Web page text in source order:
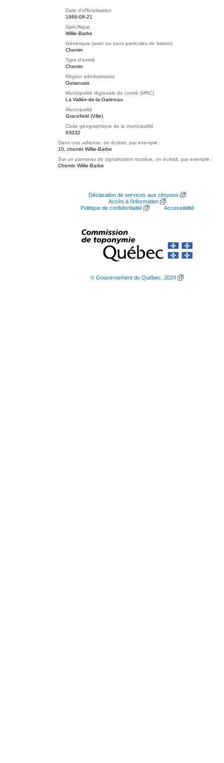
Date d'officialisation
1986-08-21
Spécifique
Willie-Barbe
Générique (avec ou sans particules de liaison)
Chemin
Type d'entité
Chemin
Région administrative
Outaouais
Municipalité régionale de comté (MRC)
La Vallée-de-la-Gatineau
Municipalité
Gracefield (Ville)
Code géographique de la municipalité
83032
Dans une adresse, on écrirait, par exemple :
10, chemin Willie-Barbe
Sur un panneau de signalisation routière, on écrirait, par exemple :
Chemin Willie-Barbe
Déclaration de services aux citoyens
Accès à l’information
Politique de confidentialité
Accessibilité
© Gouvernement du Québec, 2024